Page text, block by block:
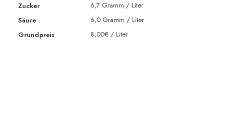
Zucker
6,7 Gramm / Liter
Säure
6,0 Gramm / Liter
Grundpreis
8,00€ / Liter